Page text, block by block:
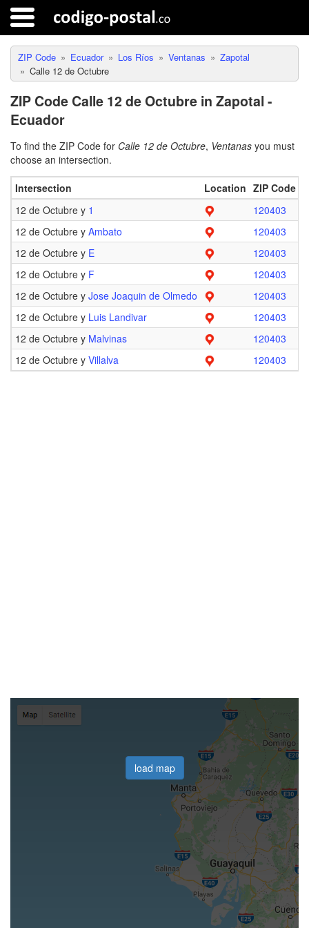
ZIP Code Ecuador Los Ríos Ventanas
Zapotal
Calle 12 de Octubre
ZIP Code Calle 12 de Octubre in Zapotal -
Ecuador
To find the ZIP Code for Calle 12 de Octubre, Ventanas you must
choose an intersection.
Intersection Location ZIP Code
12 de Octubre y 1
120403
12 de Octubre y Ambato
120403
12 de Octubre y E
120403
12 de Octubre y F
120403
12 de Octubre y Jose Joaquin de Olmedo
120403
12 de Octubre y Luis Landivar
120403
12 de Octubre y Malvinas
120403
12 de Octubre y Villalva 120403
load map